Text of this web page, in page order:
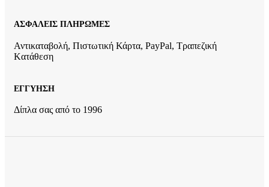
ΑΣΦΑΛΕΙΣ ΠΛΗΡΩΜΕΣ
Αντικαταβολή, Πιστωτική Κάρτα, PayPal, Τραπεζική
Kατάθεση
ΕΓΓΥΗΣΗ
Δίπλα σας από το 1996